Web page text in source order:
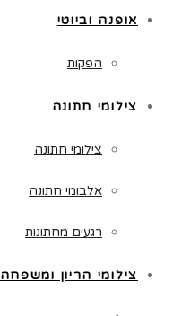
אופנה וביוטי
הפקות
צילומי חתונה
צילומי חתונה
אלבומי חתונה
רגעים מחתונות
צילומי הריון ומשפחה